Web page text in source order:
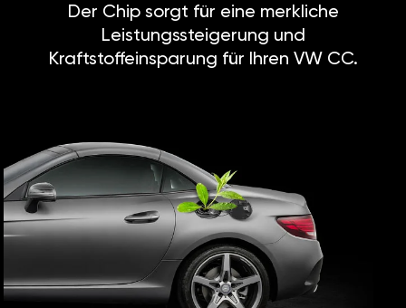
Der Chip sorgt für eine merkliche
Leistungssteigerung und
Kraftstoffeinsparung für Ihren VW CC.